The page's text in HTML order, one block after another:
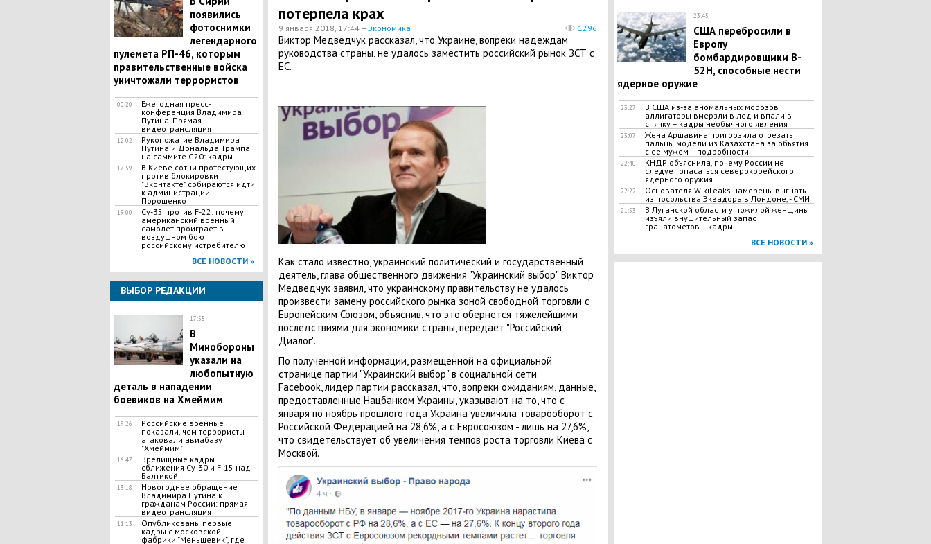
появились
фотоснимки
легендарного
пулемета РП-46, которым
правительственные войска
уничтожали террористов
00:20
Ежегодная пресс-
конференция Владимира
Путина. Прямая
видеотрансляция
12:02
Рукопожатие Владимира
Путина и Дональда Трампа
на саммите G20: кадры
17:59
В Киеве сотни протестующих
против блокировки
"Вконтакте" собираются идти
к администрации
Порошенко
19:00
Су-35 против F-22: почему
американский военный
самолет проиграет в
воздушном бою
российскому истребителю
ВСЕ НОВОСТИ »
ВЫБОР РЕДАКЦИИ
17:55
В
Минобороны
указали на
любопытную
деталь в нападении
боевиков на Хмеймим
19:26
Российские военные
показали, чем террористы
атаковали авиабазу
"Хмеймим"
16:47
Зрелищные кадры
сближения Су-30 и F-15 над
Балтикой
13:18
Новогоднее обращение
Владимира Путина к
гражданам России: прямая
видеотрансляция
11:13
Опубликованы первые
кадры с московской
фабрики "Меньшевик", где
потерпела крах
9 января 2018, 17:44 —Экономика 1296
Виктор Медведчук рассказал, что Украине, вопреки надеждам
руководства страны, не удалось заместить российский рынок ЗСТ с
ЕС.
Как стало известно, украинский политический и государственный
деятель, глава общественного движения "Украинский выбор" Виктор
Медведчук заявил, что украинскому правительству не удалось
произвести замену российского рынка зоной свободной торговли с
Европейским Союзом, объяснив, что это обернется тяжелейшими
последствиями для экономики страны, передает "Российский
Диалог".
По полученной информации, размещенной на официальной
странице партии "Украинский выбор" в социальной сети
Facebook, лидер партии рассказал, что, вопреки ожиданиям, данные,
предоставленные Нацбанком Украины, указывают на то, что с
января по ноябрь прошлого года Украина увеличила товарооборот с
Российской Федерацией на 28,6%, а с Евросоюзом - лишь на 27,6%,
что свидетельствует об увеличения темпов роста торговли Киева с
Москвой.
23:45
США перебросили в
Европу
бомбардировщики B-
52H, способные нести
ядерное оружие
23:27
В США из-за аномальных морозов
аллигаторы вмерзли в лед и впали в
спячку – кадры необычного явления
23:07
Жена Аршавина пригрозила отрезать
пальцы модели из Казахстана за объятия
с ее мужем – подробности
22:40
КНДР объяснила, почему России не
следует опасаться северокорейского
ядерного оружия
22:22
Основателя WikiLeaks намерены выгнать
из посольства Эквадора в Лондоне, - СМИ
21:53
В Луганской области у пожилой женщины
изъяли внушительный запас
гранатометов – кадры
ВСЕ НОВОСТИ »